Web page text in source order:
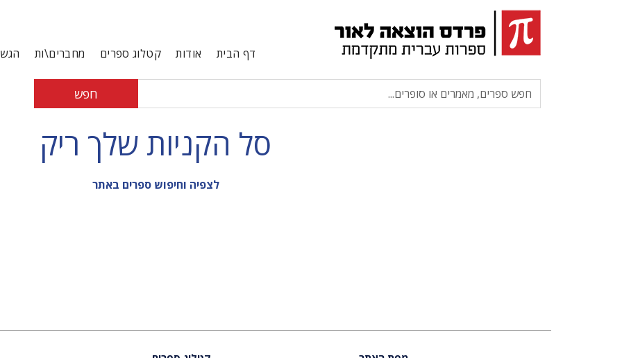
דף הבית אודות קטלוג ספרים מחברים\ות
חפש
סל הקניות שלך ריק
לצפיה וחיפוש ספרים באתר